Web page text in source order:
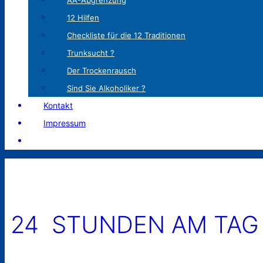
12 Hilfen
Checkliste für die 12 Traditionen
Trunksucht ?
Der Trockenrausch
Sind Sie Alkoholiker ?
Kontakt
Impressum
24 STUNDEN AM